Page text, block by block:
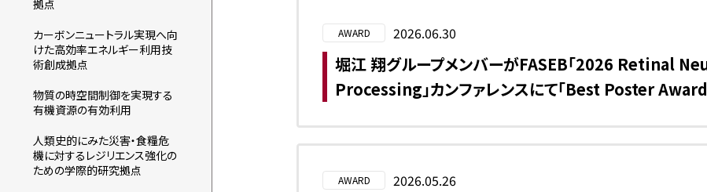
拠点
カーボンニュートラル実現へ向
けた高効率エネルギー利用技
術創成拠点
物質の時空間制御を実現する
有機資源の有効利用
人類史的にみた災害・食糧危
機に対するレジリエンス強化の
ための学際的研究拠点
AWARD 2026.06.30
堀江 翔グループメンバーがFASEB「2026 Retinal
Processing」カンファレンスにて「Best Poster Award
AWARD 2026.05.26